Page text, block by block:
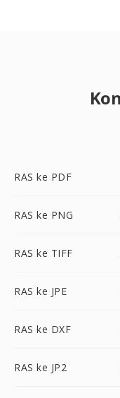
RAS ke PDF
RAS ke PNG
RAS ke TIFF
RAS ke JPE
RAS ke DXF
RAS ke JP2